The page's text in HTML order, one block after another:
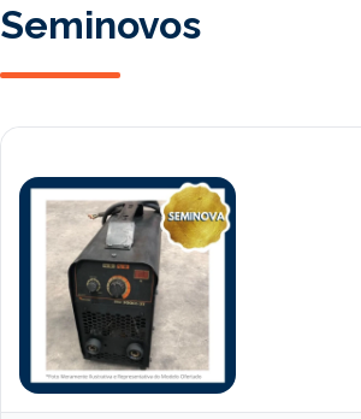
Seminovos